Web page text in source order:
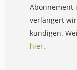
Abonnement
verlängert
kündigen.
hier.